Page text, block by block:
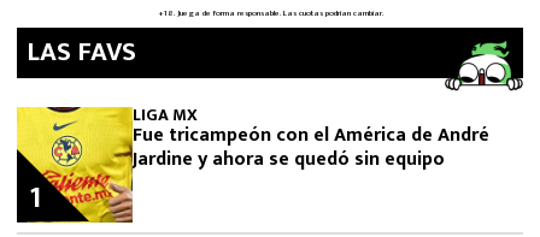
LAS FAVS
LIGA MX
Fue tricampeón con el América de André
Jardine y ahora se quedó sin equipo
1